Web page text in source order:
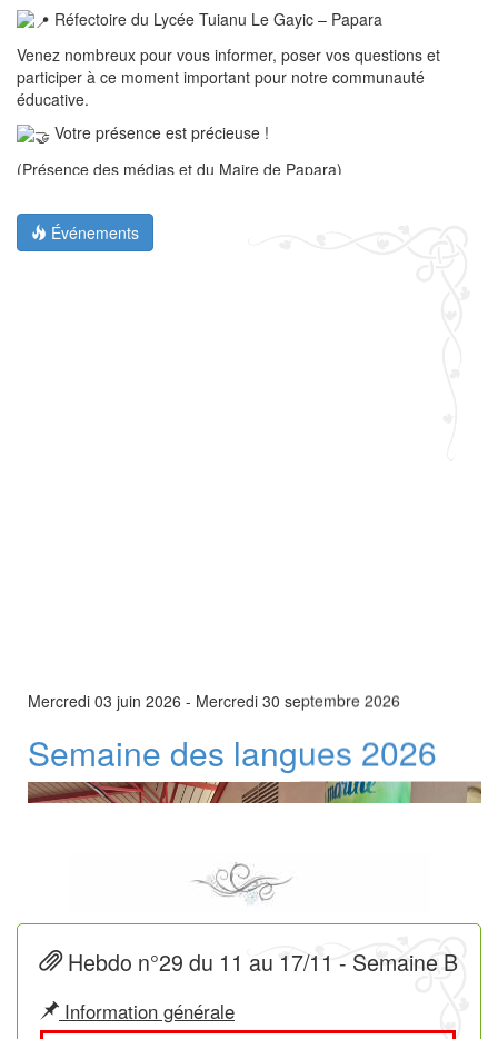
Réfectoire du Lycée Tuianu Le Gayic – Papara
Venez nombreux pour vous informer, poser vos questions et
participer à ce moment important pour notre communauté
éducative.
Votre présence est précieuse !
(Présence des médias et du Maire de Papara)
Événements
Hebdo n°29 du 11 au 17/11 - Semaine B
Information générale